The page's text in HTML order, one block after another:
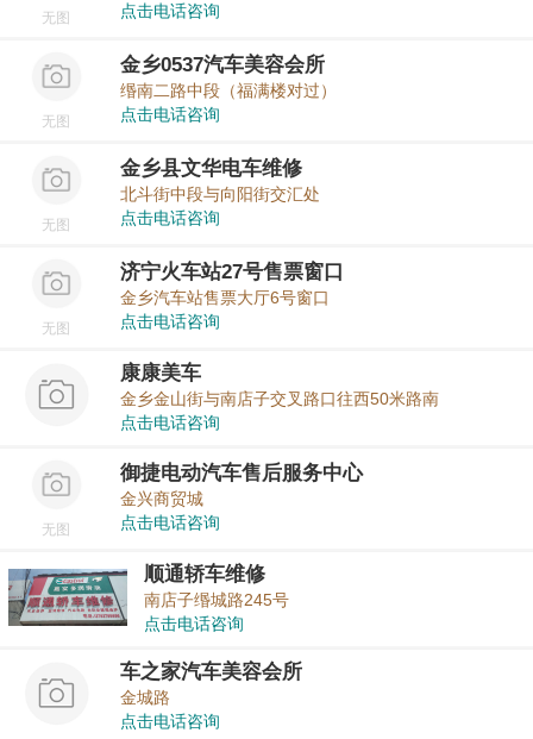
无图
点击电话咨询
无图
金乡0537汽车美容会所
缗南二路中段（福满楼对过）
点击电话咨询
无图
金乡县文华电车维修
北斗街中段与向阳街交汇处
点击电话咨询
无图
济宁火车站27号售票窗口
金乡汽车站售票大厅6号窗口
点击电话咨询
康康美车
金乡金山街与南店子交叉路口往西50米路南
点击电话咨询
无图
御捷电动汽车售后服务中心
金兴商贸城
点击电话咨询
顺通轿车维修
南店子缗城路245号
点击电话咨询
车之家汽车美容会所
金城路
点击电话咨询